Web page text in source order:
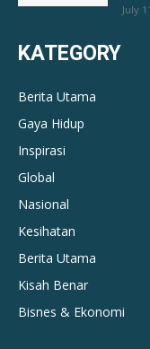
July
KATEGORY
Berita Utama
Gaya Hidup
Inspirasi
Global
Nasional
Kesihatan
Berita Utama
Kisah Benar
Bisnes & Ekonomi